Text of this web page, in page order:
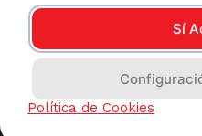
Esta tienda usa Niubiz
Sí
Política de Cookies